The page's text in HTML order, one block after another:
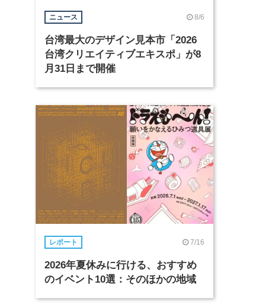
ニュース 8/6
台湾最大のデザイン見本市「2026
台湾クリエイティブエキスポ」が8
月31日まで開催
レポート 7/16
2026年夏休みに行ける、おすすめ
のイベント10選：そのほかの地域